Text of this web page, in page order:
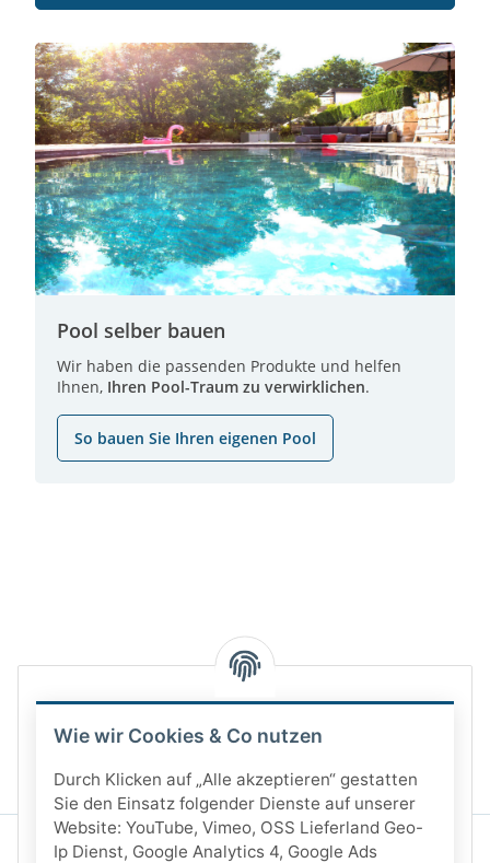
Pool selber bauen
Wir haben die passenden Produkte und helfen
Ihnen, Ihren Pool-Traum zu verwirklichen.
So bauen Sie Ihren eigenen Pool
Wie wir Cookies & Co nutzen
Durch Klicken auf „Alle akzeptieren“ gestatten
Sie den Einsatz folgender Dienste auf unserer
Website: YouTube, Vimeo, OSS Lieferland Geo-
Ip Dienst, Google Analytics 4, Google Ads